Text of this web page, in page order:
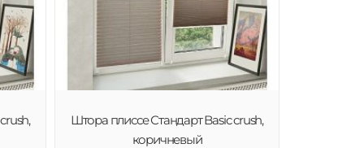
Штора плиссе Стандарт Basic crush,
коричневый